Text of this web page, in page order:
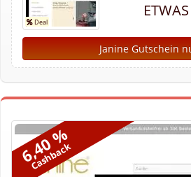
Janine Gutschein
6,40 %
Cashback